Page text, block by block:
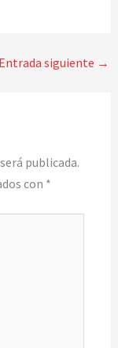
Entrada siguiente →
publicada.
con *